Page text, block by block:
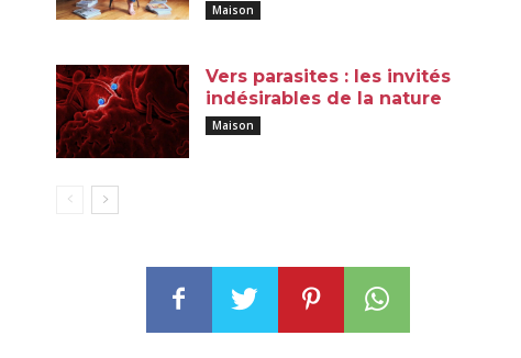
Maison
Vers parasites : les invités
indésirables de la nature
Maison